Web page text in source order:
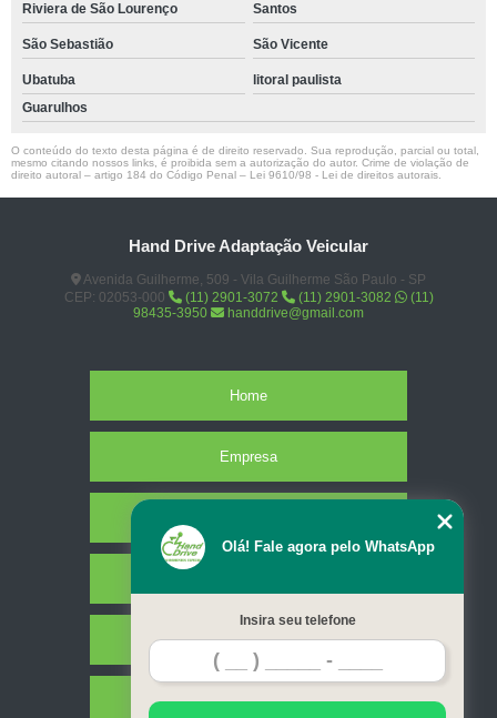
Riviera de São Lourenço Santos
São Sebastião São Vicente
Ubatuba
litoral paulista
Guarulhos
O conteúdo do texto desta página é de direito reservado. Sua reprodução, parcial ou total,
mesmo citando nossos links, é proibida sem a autorização do autor. Crime de violação de
direito autoral – artigo 184 do Código Penal – Lei 9610/98 - Lei de direitos autorais
Hand Drive Adaptação Veicular
Avenida Guilherme, 509 - Vila Guilherme São Paulo - SP
CEP: 02053-000
(11) 2901-3072 (11) 2901-3082
(11)
98435-3950
handdrive@gmail.com
Home
Empresa
Contato
Mapa do site
Olá! Fale agora pelo WhatsApp
Insira seu telefone